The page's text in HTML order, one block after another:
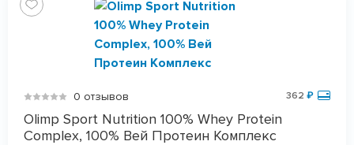
0 отзывов 362 ₽
Olimp Sport Nutrition 100% Whey Protein
Complex, 100% Вей Протеин Комплекс